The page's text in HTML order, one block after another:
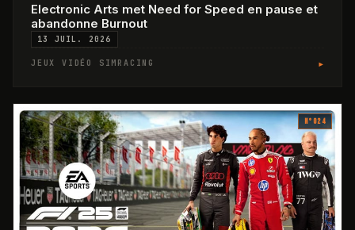
Electronic Arts met Need for Speed en pause et
abandonne Burnout
13 JUIL. 2026
JEUX VIDÉO SIMRACING ▸
N°024